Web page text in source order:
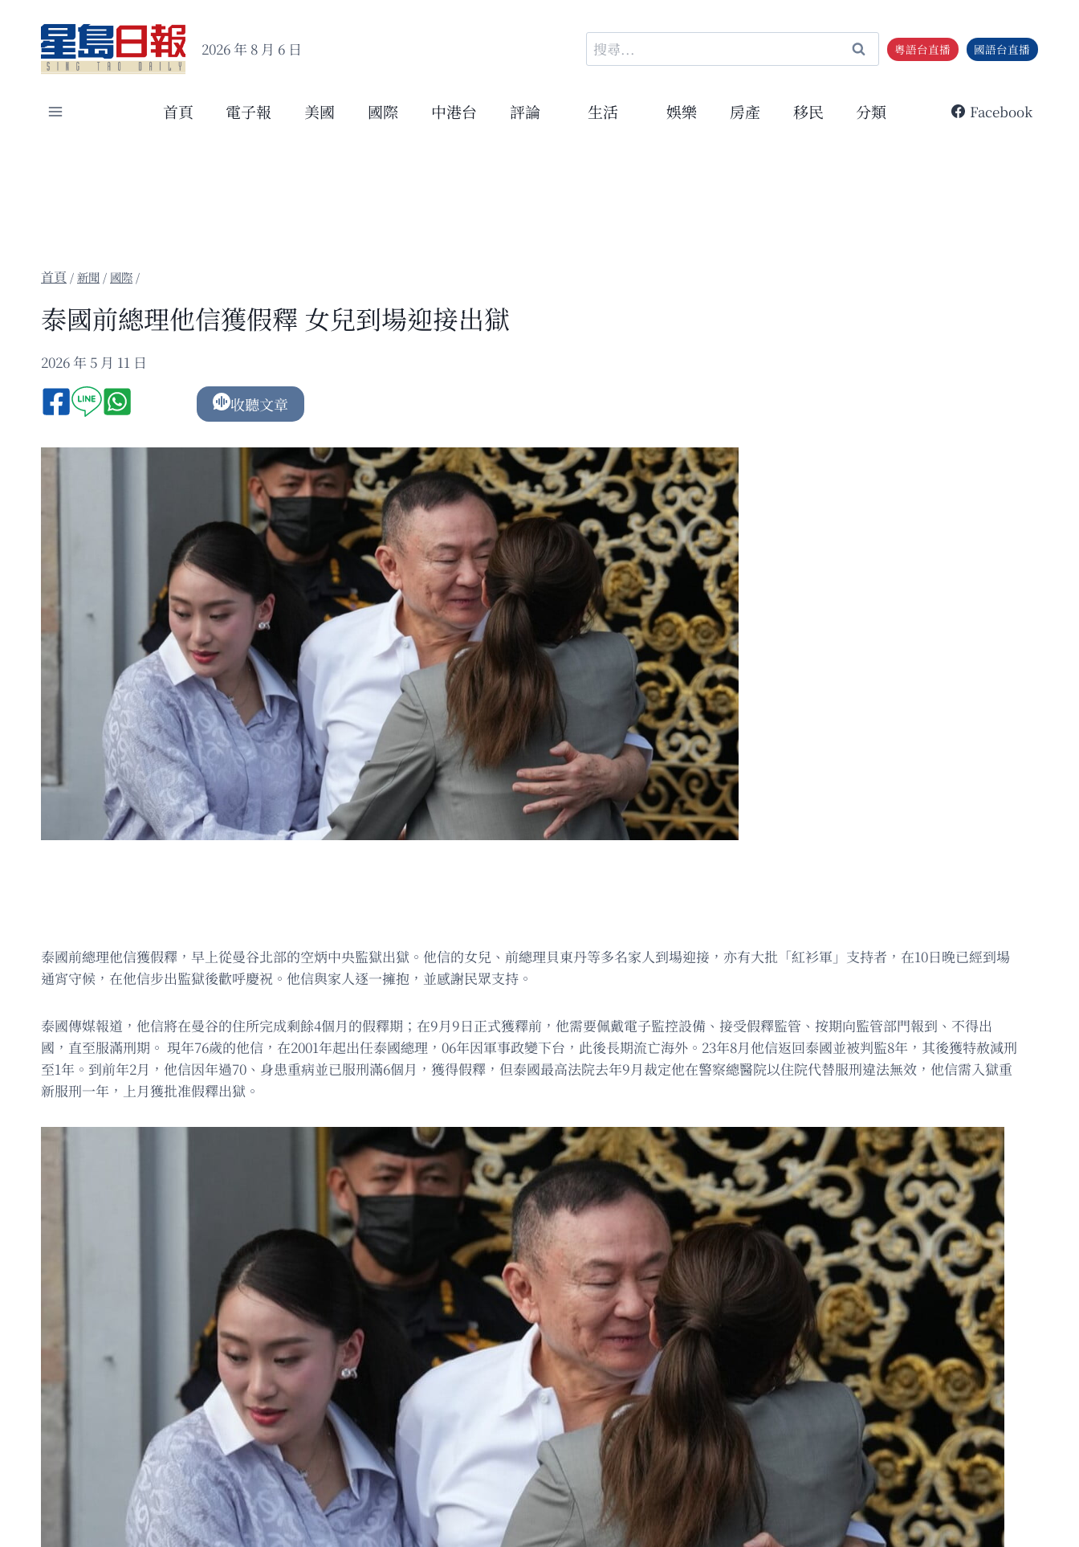
content
2026 年 8 月 6 日
搜
尋
鍵
粵語台直播 國語台直播
首頁 電子報 美國 國際 中港台 評論 生活 娛樂 房產 移民 分類 Facebook
/新聞 / 國際 /
泰國前總理他信獲假釋 女兒到場迎接出獄
2026 年 5 月 11 日
收聽文章
泰國前總理他信獲假釋，早上從曼谷北部的空炳中央監獄出獄。他信的女兒、前總理貝東丹等多名家人到場迎接，亦有大批「紅衫軍」支持者，在10日晚已經到場
通宵守候，在他信步出監獄後歡呼慶祝。他信與家人逐一擁抱，並感謝民眾支持。
泰國傳媒報道，他信將在曼谷的住所完成剩餘4個月的假釋期；在9月9日正式獲釋前，他需要佩戴電子監控設備、接受假釋監管、按期向監管部門報到、不得出
國，直至服滿刑期。 現年76歲的他信，在2001年起出任泰國總理，06年因軍事政變下台，此後長期流亡海外。23年8月他信返回泰國並被判監8年，其後獲特赦減刑
至1年。到前年2月，他信因年過70、身患重病並已服刑滿6個月，獲得假釋，但泰國最高法院去年9月裁定他在警察總醫院以住院代替服刑違法無效，他信需入獄重
新服刑一年，上月獲批准假釋出獄。